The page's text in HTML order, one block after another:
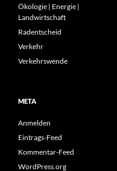
Ökologie | Energie |
Landwirtschaft
Radentscheid
Verkehr
Verkehrswende
META
Anmelden
Eintrags-Feed
Kommentar-Feed
WordPress.org